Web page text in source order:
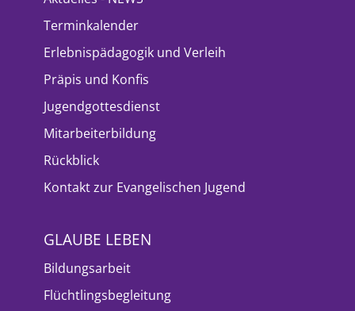
Terminkalender
Erlebnispädagogik und Verleih
Präpis und Konfis
Jugendgottesdienst
Mitarbeiterbildung
Rückblick
Kontakt zur Evangelischen Jugend
GLAUBE LEBEN
Bildungsarbeit
Flüchtlingsbegleitung